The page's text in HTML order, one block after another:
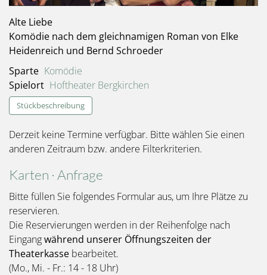
Alte Liebe
Komödie nach dem gleichnamigen Roman von Elke
Heidenreich und Bernd Schroeder
Sparte Komödie
Spielort Hoftheater Bergkirchen
Stückbeschreibung
Derzeit keine Termine verfügbar. Bitte wählen Sie einen
anderen Zeitraum bzw. andere Filterkriterien.
Karten · Anfrage
Bitte füllen Sie folgendes Formular aus, um Ihre Plätze zu
reservieren.
Die Reservierungen werden in der Reihenfolge nach
Eingangwährend unserer Öffnungszeiten der
Theaterkasse bearbeitet.
(Mo., Mi. - Fr.: 14 - 18 Uhr)